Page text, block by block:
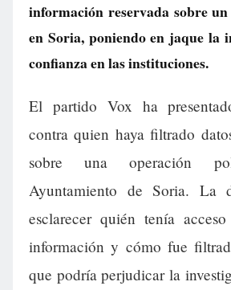
información reservada sobre
en Soria, poniendo en jaque la
confianza en las instituciones.
El partido Vox ha
contra quien haya filtrado
sobre una operación
Ayuntamiento de Soria. La
esclarecer quién tenía
información y cómo fue
que podría perjudicar la